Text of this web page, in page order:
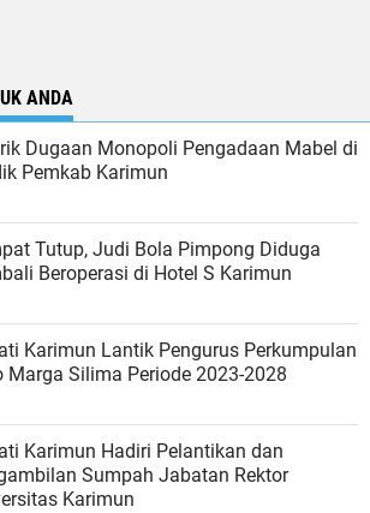
ANDA
Dugaan Monopoli Pengadaan Mabel di
Pemkab Karimun
Tutup, Judi Bola Pimpong Diduga
Beroperasi di Hotel S Karimun
Karimun Lantik Pengurus Perkumpulan
Marga Silima Periode 2023-2028
Karimun Hadiri Pelantikan dan
Sumpah Jabatan Rektor
Karimun